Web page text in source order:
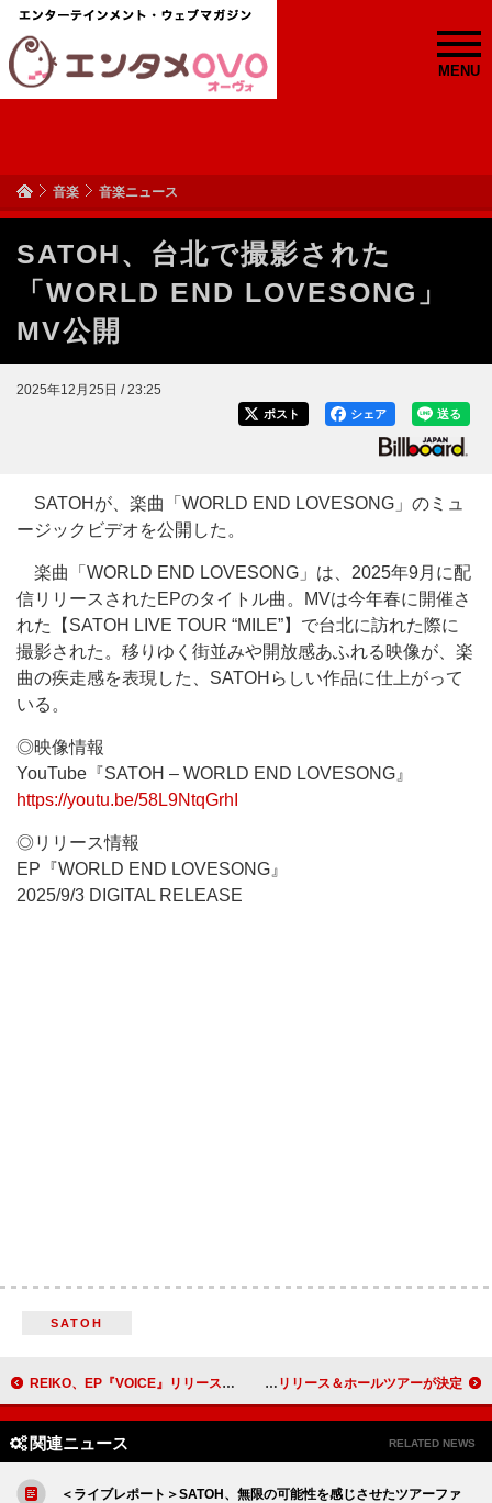
MENU
音楽 音楽ニュース
SATOH、台北で撮影された
「WORLD END LOVESONG」
MV公開
2025年12月25日 / 23:25
送る
シェア
ポスト
SATOHが、楽曲「WORLD END LOVESONG」のミュ
ージックビデオを公開した。
楽曲「WORLD END LOVESONG」は、2025年9月に配
信リリースされたEPのタイトル曲。MVは今年春に開催さ
れた【SATOH LIVE TOUR “MILE”】で台北に訪れた際に
撮影された。移りゆく街並みや開放感あふれる映像が、楽
曲の疾走感を表現した、SATOHらしい作品に仕上がって
いる。
◎映像情報
YouTube『SATOH – WORLD END LOVESONG』
https://youtu.be/58L9NtqGrhI
◎リリース情報
EP『WORLD END LOVESONG』
2025/9/3 DIGITAL RELEASE
SATOH
REIKO、EP『VOICE』リリース＆全国ツアーが決定 DISH//、ニューアルバム『aRange』リリース＆ホールツアーが決定
関連ニュース RELATED NEWS
＜ライブレポート＞SATOH、無限の可能性を感じさせたツアーファ